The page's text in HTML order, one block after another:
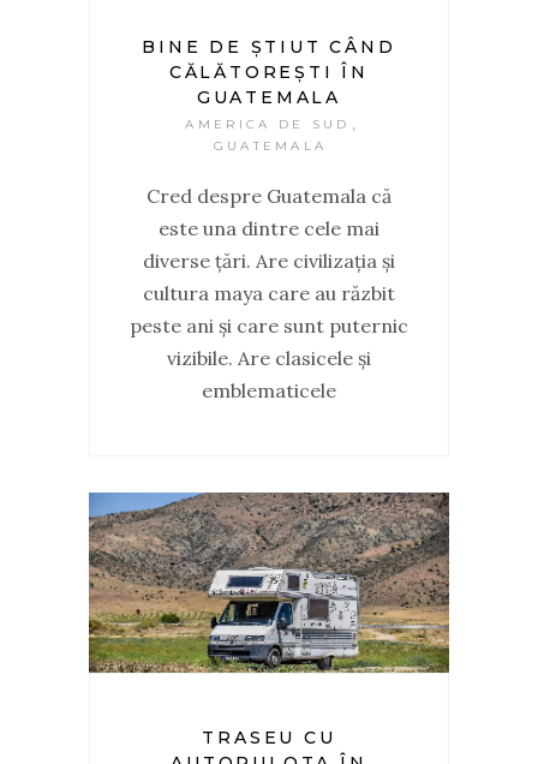
BINE DE ȘTIUT CÂND
CĂLĂTOREȘTI ÎN
GUATEMALA
AMERICA DE SUD
GUATEMALA
Cred despre Guatemala că
este una dintre cele mai
diverse țări. Are civilizația și
cultura maya care au răzbit
peste ani și care sunt puternic
vizibile. Are clasicele și
emblematicele
TRASEU CU